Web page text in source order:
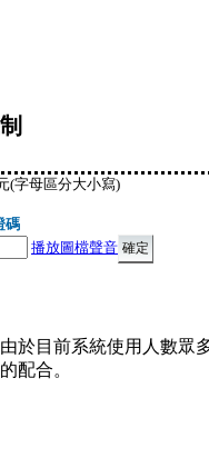
(字母區分大小寫)
碼
播放圖檔聲音
於目前系統使用人數眾
配合。